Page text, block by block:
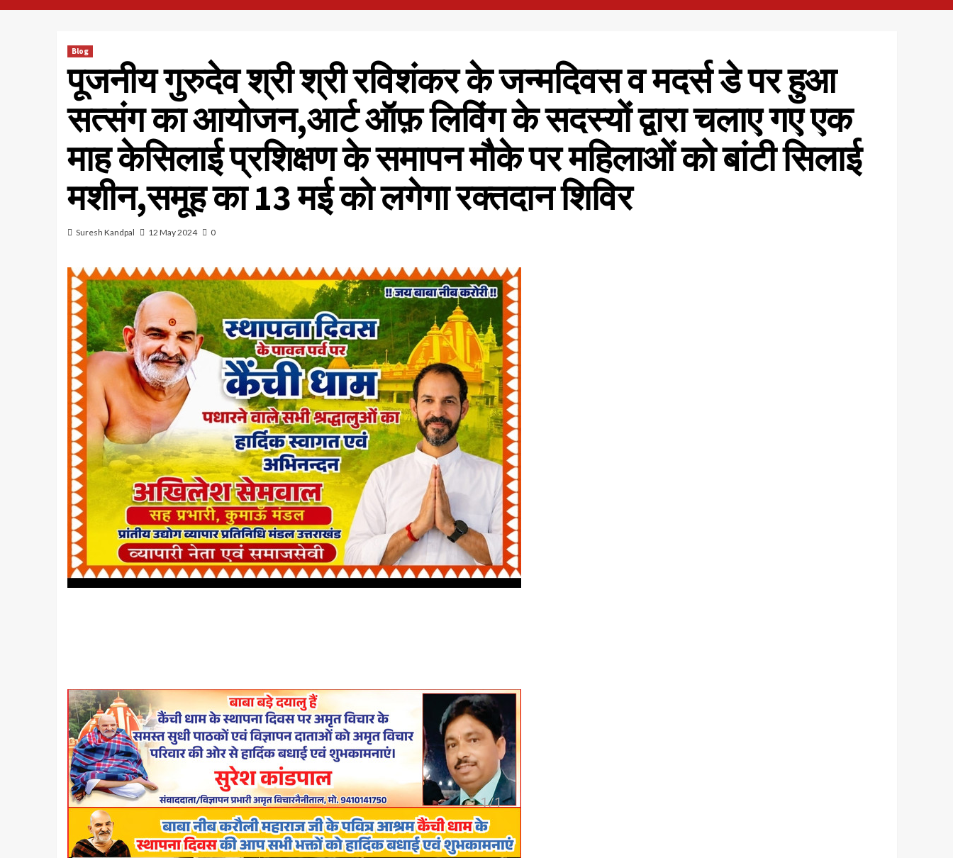
Blog
पूजनीय गुरुदेव श्री श्री रविशंकर के जन्मदिवस व मदर्स डे पर हुआ
सत्संग का आयोजन,आर्ट ऑफ़ लिविंग के सदस्यों द्वारा चलाए गए एक
माह केसिलाई प्रशिक्षण के समापन मौके पर महिलाओं को बांटी सिलाई
मशीन,समूह का 13 मई को लगेगा रक्तदान शिविर
Suresh Kandpal 12 May 2024 0